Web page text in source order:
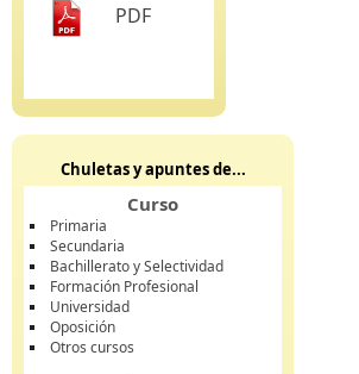
PDF
Chuletas y apuntes de...
Curso
Primaria
Secundaria
Bachillerato y Selectividad
Formación Profesional
Universidad
Oposición
Otros cursos